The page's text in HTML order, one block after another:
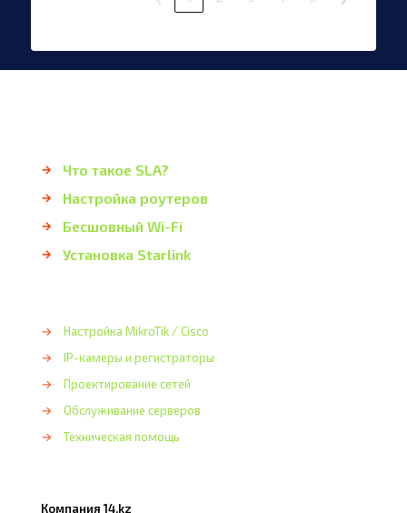
→ Что такое SLA?
→ Настройка роутеров
→ Бесшовный Wi-Fi
→ Установка Starlink
→
Настройка MikroTik / Cisco
→
IP-камеры и регистраторы
→
Проектирование сетей
→
Обслуживание серверов
→
Техническая помощь
Компания 14.kz